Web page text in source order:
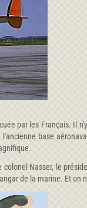
par les Français. Il
base
Nasser, le
de la marine. Et on